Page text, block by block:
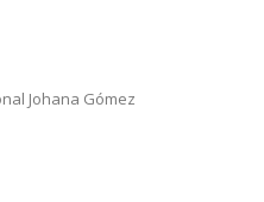
Johana Gómez